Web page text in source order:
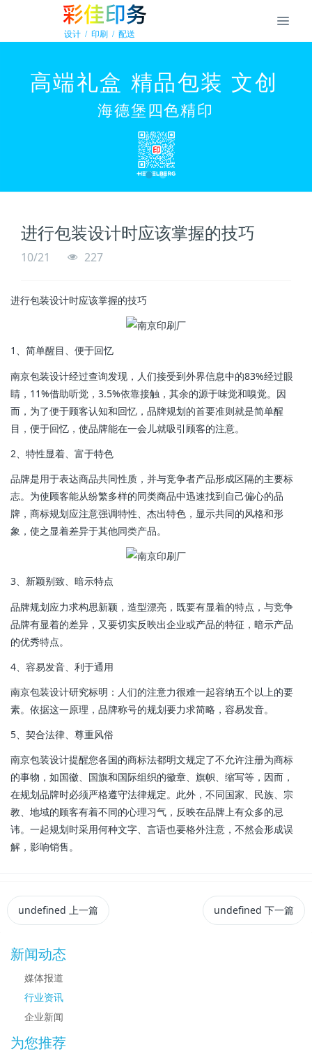
进行包装设计时应该掌握的技巧
10/21 227
进行包装设计时应该掌握的技巧
1、简单醒目、便于回忆
南京包装设计经过查询发现，人们接受到外界信息中的83%经过眼
睛，11%借助听觉，3.5%依靠接触，其余的源于味觉和嗅觉。因
而，为了便于顾客认知和回忆，品牌规划的首要准则就是简单醒
目，便于回忆，使品牌能在一会儿就吸引顾客的注意。
2、特性显着、富于特色
品牌是用于表达商品共同性质，并与竞争者产品形成区隔的主要标
志。为使顾客能从纷繁多样的同类商品中迅速找到自己偏心的品
牌，商标规划应注意强调特性、杰出特色，显示共同的风格和形
象，使之显着差异于其他同类产品。
3、新颖别致、暗示特点
品牌规划应力求构思新颖，造型漂亮，既要有显着的特点，与竞争
品牌有显着的差异，又要切实反映出企业或产品的特征，暗示产品
的优秀特点。
4、容易发音、利于通用
南京包装设计研究标明：人们的注意力很难一起容纳五个以上的要
素。依据这一原理，品牌称号的规划要力求简略，容易发音。
5、契合法律、尊重风俗
南京包装设计提醒您各国的商标法都明文规定了不允许注册为商标
的事物，如国徽、国旗和国际组织的徽章、旗帜、缩写等，因而，
在规划品牌时必须严格遵守法律规定。此外，不同国家、民族、宗
教、地域的顾客有着不同的心理习气，反映在品牌上有众多的忌
讳。一起规划时采用何种文字、言语也要格外注意，不然会形成误
解，影响销售。
undefined 上一篇 undefined 下一篇
新闻动态
媒体报道
行业资讯
企业新闻
为您推荐